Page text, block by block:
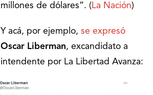
millones de dólares”. ( La Nación)
Y acá, por ejemplo, se expresó
Oscar Liberman, excandidato a
intendente por La Libertad Avanza: